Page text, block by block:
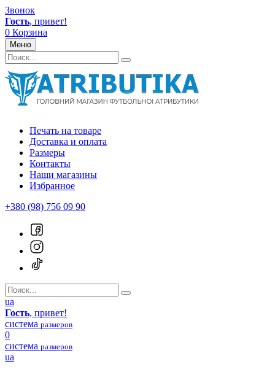
Звонок
Гость, привет!
0 Корзина
Меню
Печать на товаре
Доставка и оплата
Размеры
Контакты
Наши магазины
Избранное
+380 (98) 756 09 90
ua
Гость, привет!
система размеров
0
система размеров
ua